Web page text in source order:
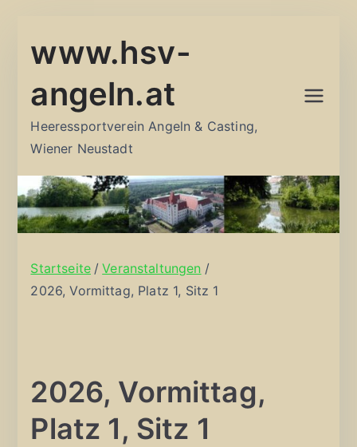
Inhalt
www.hsv-
angeln.at
Heeressportverein Angeln & Casting,
Wiener Neustadt
Startseite
Veranstaltungen
2026, Vormittag, Platz 1, Sitz 1
2026, Vormittag,
Platz 1, Sitz 1